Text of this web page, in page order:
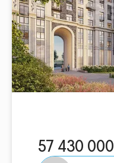
57 430 000